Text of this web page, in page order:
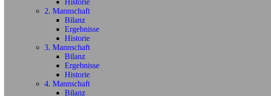
2. Mannschaft
Bilanz
Ergebnisse
Historie
3. Mannschaft
Bilanz
Ergebnisse
Historie
4. Mannschaft
Bilanz